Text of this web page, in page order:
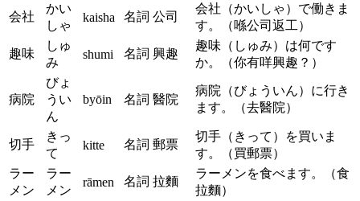
会社
かい
しゃ
kaisha 名詞 公司
会社（かいしゃ）で働きま
す。（喺公司返工）
趣味
しゅ
み
shumi 名詞 興趣
趣味（しゅみ）は何です
か。（你有咩興趣？）
病院
びょ
うい
ん
byōin 名詞 醫院
病院（びょういん）に行き
ます。（去醫院）
切手
きっ
て
kitte 名詞 郵票
切手（きって）を買いま
す。（買郵票）
ラー
メン
ラー
メン
rāmen 名詞 拉麵
ラーメンを食べます。（食
拉麵）